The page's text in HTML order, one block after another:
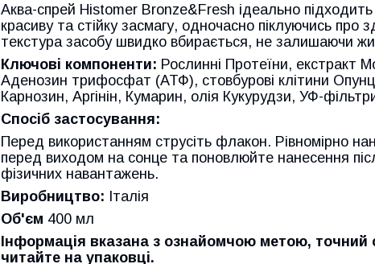
Аква-спрей Histomer Bronze&Fresh ідеально
красиву та стійку засмагу, одночасно піклуючись про
текстура засобу швидко вбирається, не залишаючи
Ключові компоненти: Рослинні Протеїни, екстракт
Аденозин трифосфат (АТФ), стовбурові клітини
Карнозин, Аргінін, Кумарин, олія Кукурудзи, УФ-
Спосіб застосування:
Перед використанням струсіть флакон. Рівномірно
перед виходом на сонце та поновлюйте нанесення
фізичних навантажень.
Виробництво: Італія
Об'єм 400 мл
Інформація вказана з ознайомчою метою, точний
читайте на упаковці.